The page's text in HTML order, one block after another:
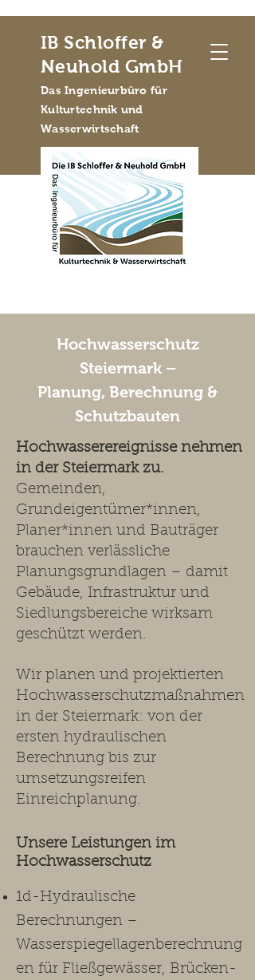
IB Schloffer &
Neuhold GmbH
Das Ingenieurbüro für
Kulturtechnik und
Wasserwirtschaft
Hochwasserschutz
Steiermark –
Planung, Berechnung &
Schutzbauten
Hochwasserereignisse nehmen
in der Steiermark zu.
Gemeinden,
Grundeigentümer*innen,
Planer*innen und Bauträger
brauchen verlässliche
Planungsgrundlagen – damit
Gebäude, Infrastruktur und
Siedlungsbereiche wirksam
geschützt werden.
Wir planen und projektierten
Hochwasserschutzmaßnahmen
in der Steiermark: von der
ersten hydraulischen
Berechnung bis zur
umsetzungsreifen
Einreichplanung.​
Unsere Leistungen im
Hochwasserschutz ​
1d-Hydraulische
Berechnungen –
Wasserspiegellagenberechnung
en für Fließgewässer, Brücken-